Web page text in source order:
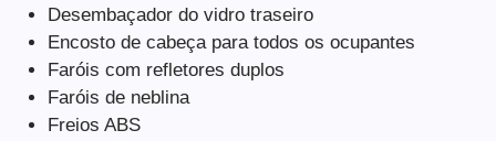
Desembaçador do vidro traseiro
Encosto de cabeça para todos os ocupantes
Faróis com refletores duplos
Faróis de neblina
Freios ABS